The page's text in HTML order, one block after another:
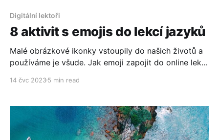
Digitální lektoři
8 aktivit s emojis do lekcí jazyků
Malé obrázkové ikonky vstoupily do našich životů a
používáme je všude. Jak emoji zapojit do online lekcí
vás budou bavit.
14 čvc 20235 min read